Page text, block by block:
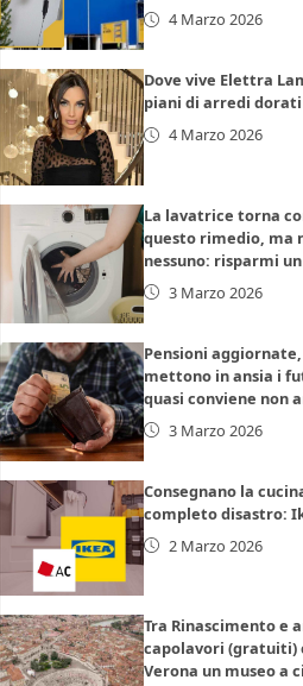
4 Marzo 2026
Dove vive Elettra
piani di arredi
4 Marzo 2026
La lavatrice torna
questo rimedio, ma
nessuno: risparmi
3 Marzo 2026
Pensioni
mettono in ansia i
quasi conviene non
3 Marzo 2026
Consegnano la
completo disastro:
2 Marzo 2026
Tra Rinascimento e
capolavori (gratuiti)
Verona un museo a